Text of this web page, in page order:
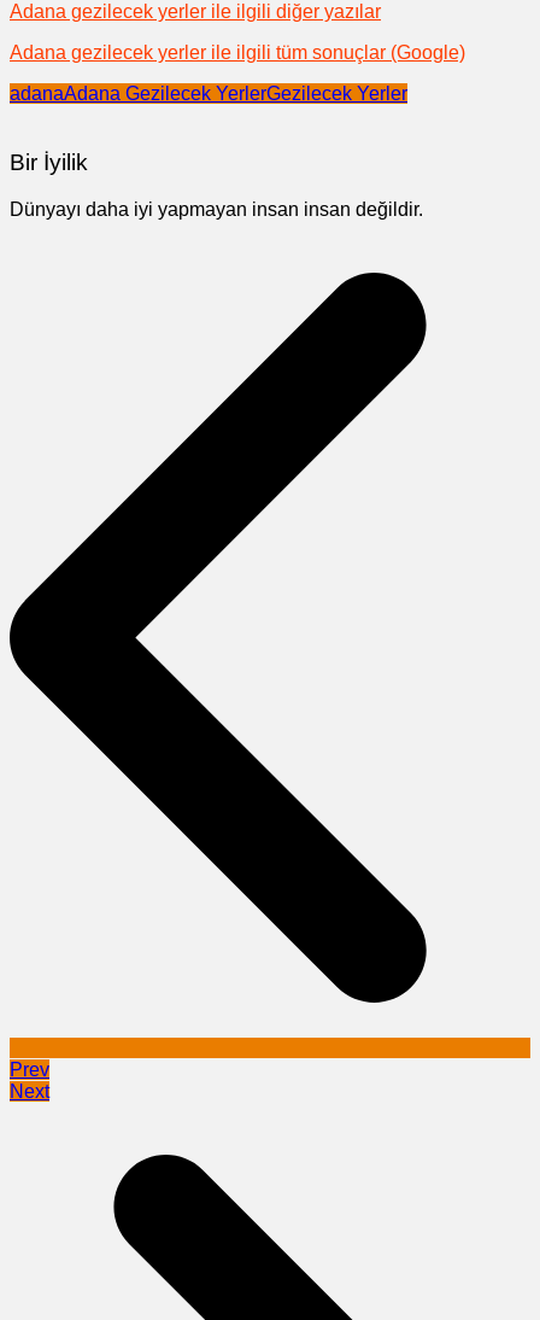
Adana gezilecek yerler ile ilgili diğer yazılar
Adana gezilecek yerler ile ilgili tüm sonuçlar (Google)
adanaAdana Gezilecek YerlerGezilecek Yerler
Bir İyilik
Dünyayı daha iyi yapmayan insan insan değildir.
Prev
Next